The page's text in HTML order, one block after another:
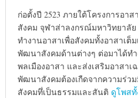
ก่อตั้งปี 2523 ภายใต้โครงการอา
สังคม จุฬาส่าลงกรณ์มหาวิทยาลัย
ทำงานอาสาเพื่อสังคมทั้งอาสาเต็
พัฒนาสังคมด้านต่างๆ ต่อมาได้ท
พลเมืองอาสา และส่งเสริมอาสาเ
พัฒนาสังคมต้องเกืดจากความร่ว
สังคมทึ่เป็นธรรมและสันติ ดูโพส